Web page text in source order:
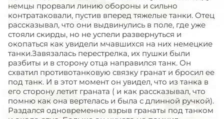
немцы прорвали линию обороны и сильно
контратаковали, пустив вперед тяжелые танки. Отец
рассказывал, что они выдвинулись в поле, где уже
стояли скирды, но не успели развернуться и
окопаться как увидели мчавшихся на них немецкие
танки.Завязалась перестрелка, их пушки были
разбиты и в сторону отца направился танк. Он
схватил противотанковую связку гранат и бросил ее
под танк. И в этот момент он увидел, что из танка в
его сторону летит граната ( и как рассказывал, что
помню как она вертелась и была с длинной ручкой).
Раздался одновременно взрыв гранаты под танком